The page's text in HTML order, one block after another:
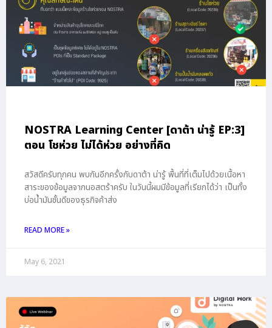
NOSTRA Learning Center [ดาต้า น่ารู้ EP:3]
ตอน โชห่วย ไม่ได้ห่วย อย่างที่คิด
สวัสดีครับทุกคน พบกันอีกครั้งกับดาต้า น่ารู้ พื้นที่ที่เต็มไปด้วยเนื้อหา
สาระของข้อมูลจากนอสตร้าครับ ในวันนี้ผมมีข้อมูลที่เรียกได้ว่า เป็นทั้ง
บ่อน้ำมันชั้นดีของธุรกิจค้าส่ง
READ MORE »
May 6, 2021